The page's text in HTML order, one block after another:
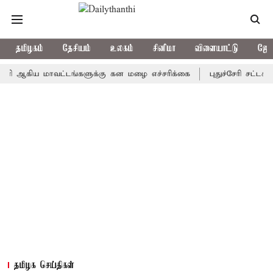
தமிழகம் தேசியம் உலகம் சினிமா விளையாட்டு
மாவட்டங்களுக்கு கன மழை எச்சரிக்கை புதுச்சேரி
தமிழக செய்திகள்